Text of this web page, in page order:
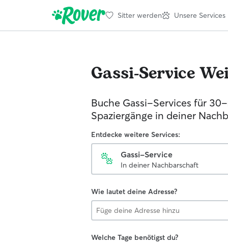
Sitter werden Unsere Services
Gassi-Service
Buche Gassi-Services für
Spaziergänge in deiner
Entdecke weitere Services:
Gassi-Service
In deiner Nachbarschaft
Wie lautet deine Adresse?
Welche Tage benötigst du?